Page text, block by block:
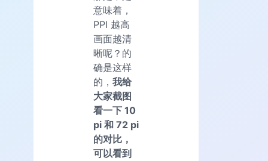
意味着，
PPI 越高
画面越清
晰呢？的
确是这样
的， 我给
大家截图
看一下 10
pi 和 72 pi
的对比，
可以看到